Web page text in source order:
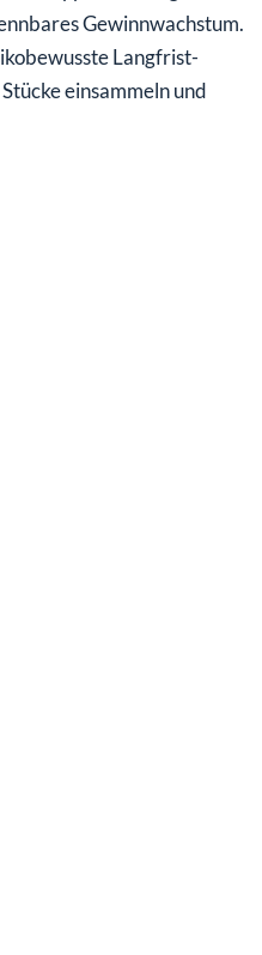
Gewinnwachstum.
Langfrist-
einsammeln und